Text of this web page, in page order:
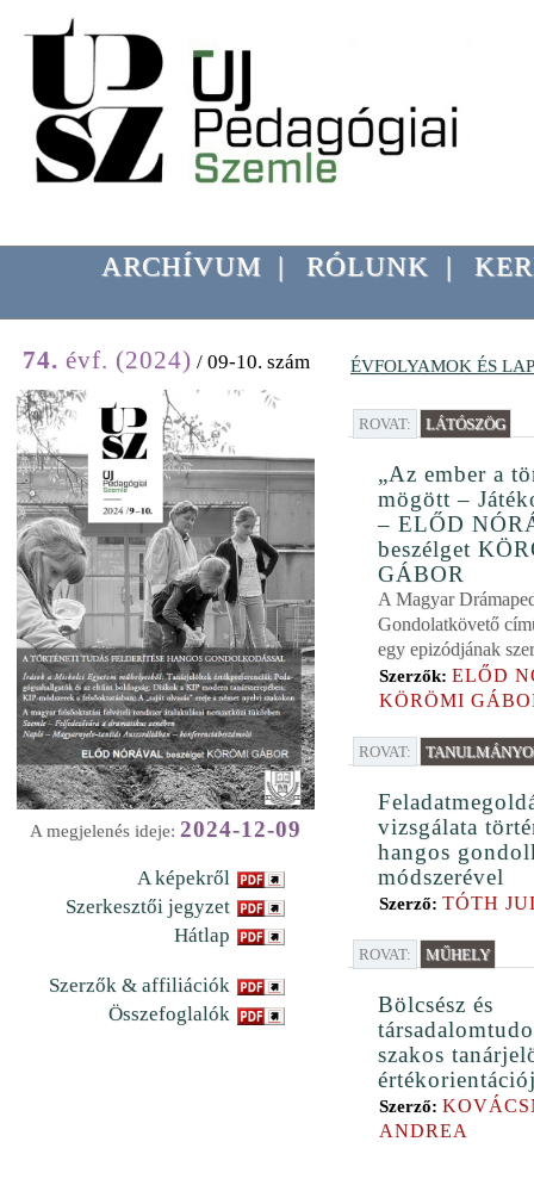
ARCHÍVUM | RÓLUNK |
74. évf. (2024) / 09-10. szám
A megjelenés ideje: 2024-12-09
A képekről
Szerkesztői jegyzet
Hátlap
Szerzők & affiliációk
Összefoglalók
ÉVFOLYAMOK ÉS
ROVAT: LÁTÓSZÖG
„Az ember a
mögött –
– ELŐD
beszélget
GÁBOR
A Magyar
Gondolatkövető
egy epizódjának
Szerzők: ELŐD
KÖRÖMI
ROVAT:
vizsgálata
hangos
módszerével
Szerző: TÓTH
ROVAT: MŰHELY
Bölcsész és
szakos
Szerző:
ANDREA